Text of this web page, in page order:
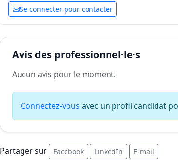
Se connecter pour contacter
Avis des professionnel·le·s
Aucun avis pour le moment.
Connectez-vous avec un profil candidat
Partager sur Facebook LinkedIn E-mail